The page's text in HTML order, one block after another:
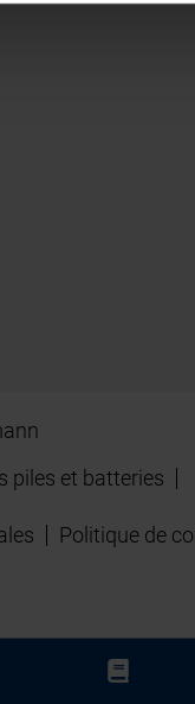
piles et batteries
Politique de